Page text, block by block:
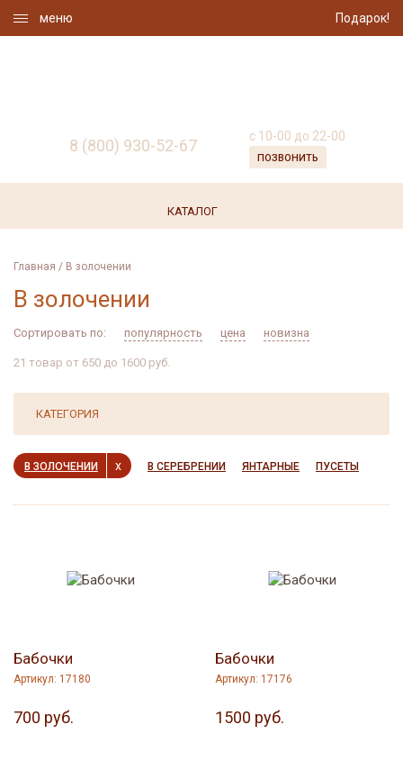
меню Подарок!
Браслеты
Бусы Перстни
Иконы
Картины
8 (800) 930-52-67 с 10-00 до 22-00
ПОЗВОНИТЬ
КАТАЛОГ
Главная В золочении
В золочении
Сортировать по: популярность цена новизна
21 товар от 650 до 1600 руб.
КАТЕГОРИЯ
В ЗОЛОЧЕНИИ х В СЕРЕБРЕНИИ ЯНТАРНЫЕ ПУСЕТЫ
Бабочки
Артикул: 17180
700 руб.
Бабочки
Артикул: 17176
1500 руб.